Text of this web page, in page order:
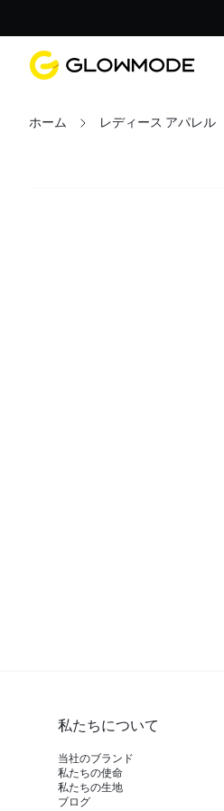
ホーム レディース アパレル
私たちについて
当社のブランド
私たちの使命
私たちの生地
ブログ